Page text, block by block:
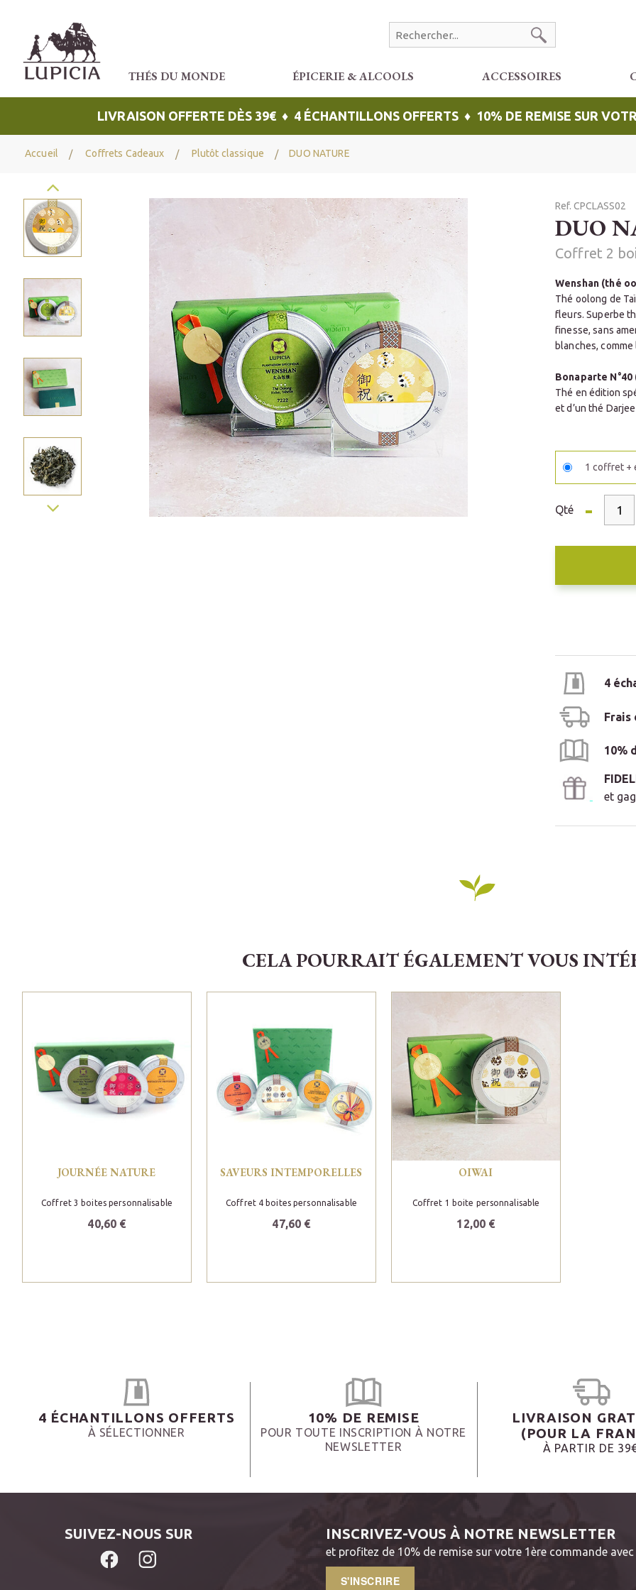
THÉS DU MONDE ÉPICERIE & ALCOOLS ACCESSOIRES
LIVRAISON OFFERTE DÈS 39€ ♦ 4 ÉCHANTILLONS OFFERTS ♦ 10% DE REMISE SUR
Accueil Coffrets Cadeaux Plutôt classique DUO NATURE
Ref. CPCLASS02
DUO
Coffret 2
Wenshan (thé
Thé oolong de
fleurs. Superbe
finesse, sans
blanches,
Bonaparte
Thé en édition
et d’un thé
1 coffret +
Qté -
4
Frais
10%
et
CELA POURRAIT ÉGALEMENT VOUS
JOURNÉE NATURE
Coffret 3 boites personnalisable
40,60 €
SAVEURS INTEMPORELLES
Coffret 4 boites personnalisable
47,60 €
OIWAI
Coffret 1 boite personnalisable
12,00 €
4 ÉCHANTILLONS OFFERTS
À SÉLECTIONNER
10% DE REMISE
POUR TOUTE INSCRIPTION À NOTRE
NEWSLETTER
LIVRAISON
(POUR LA
À PARTIR DE
SUIVEZ-NOUS SUR INSCRIVEZ-VOUS À NOTRE NEWSLETTER
et profitez de 10% de remise sur votre 1ère commande
S'INSCRIRE